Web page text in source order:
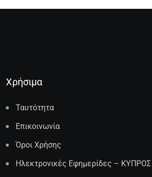
Χρήσιμα
Ταυτότητα
Επικοινωνία
Όροι Χρήσης
Ηλεκτρονικές Εφημερίδες – ΚΥΠΡΟΣ